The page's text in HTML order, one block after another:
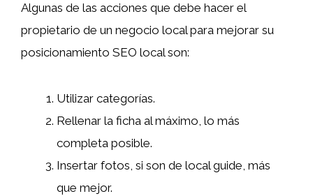
Algunas de las acciones que debe hacer el
propietario de un negocio local para mejorar su
posicionamiento SEO local son:
Utilizar categorías.
Rellenar la ficha al máximo, lo más
completa posible.
Insertar fotos, si son de local guide, más
que mejor.